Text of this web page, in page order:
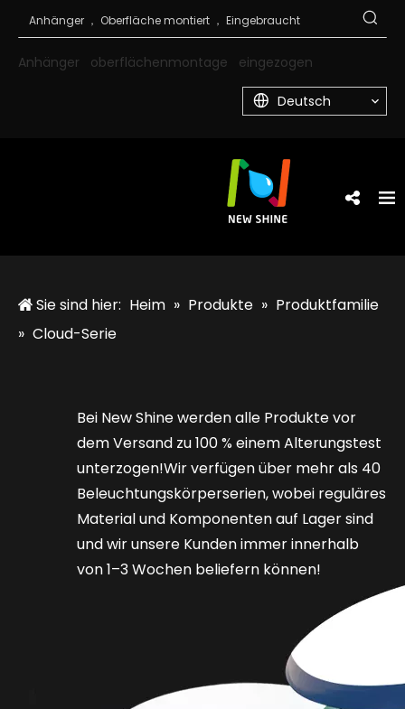
Anhänger oberflächenmontage eingezogen
Deutsch
Sie sind hier: Heim » Produkte » Produktfamilie
» Cloud-Serie
Bei New Shine werden alle Produkte vor
dem Versand zu 100 % einem Alterungstest
unterzogen!Wir verfügen über mehr als 40
Beleuchtungskörperserien, wobei reguläres
Material und Komponenten auf Lager sind
und wir unsere Kunden immer innerhalb
von 1–3 Wochen beliefern können!